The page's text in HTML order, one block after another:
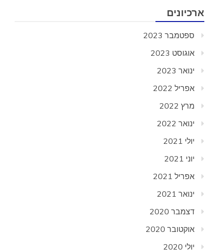
ארכיונים
ספטמבר 2023
אוגוסט 2023
ינואר 2023
אפריל 2022
מרץ 2022
ינואר 2022
יולי 2021
יוני 2021
אפריל 2021
ינואר 2021
דצמבר 2020
אוקטובר 2020
יולי 2020